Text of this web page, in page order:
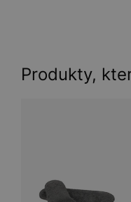
Produkty,